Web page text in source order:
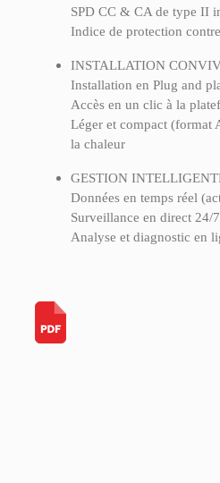
SPD CC & CA de type II
Indice de protection
INSTALLATION
Installation en Plug and
Accès en un clic à la
Léger et compact (format
la chaleur
GESTION
Données en temps réel
Surveillance en direct 24/
Analyse et diagnostic en